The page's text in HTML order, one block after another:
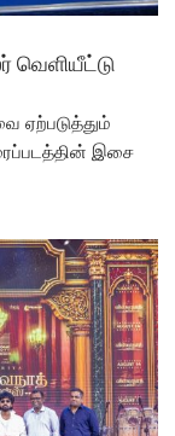
வெளியீட்டு
ஏற்படுத்தும்
இசை